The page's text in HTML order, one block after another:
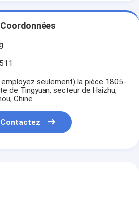
Coordonnées
employez seulement) la pièce 1805-
de Tingyuan, secteur de Haizhu,
Chine.
Contactez